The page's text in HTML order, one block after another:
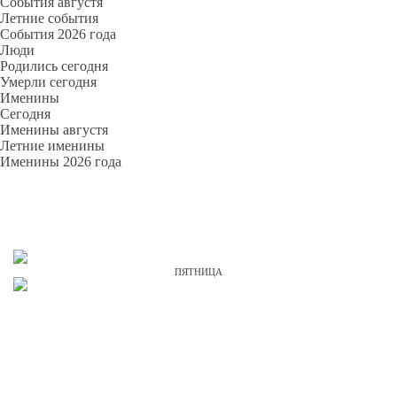
Летние события
События 2026 года
Люди
Родились сегодня
Умерли сегодня
Именины
Cегодня
Именины августя
Летние именины
Именины 2026 года
ПЯТНИЦА